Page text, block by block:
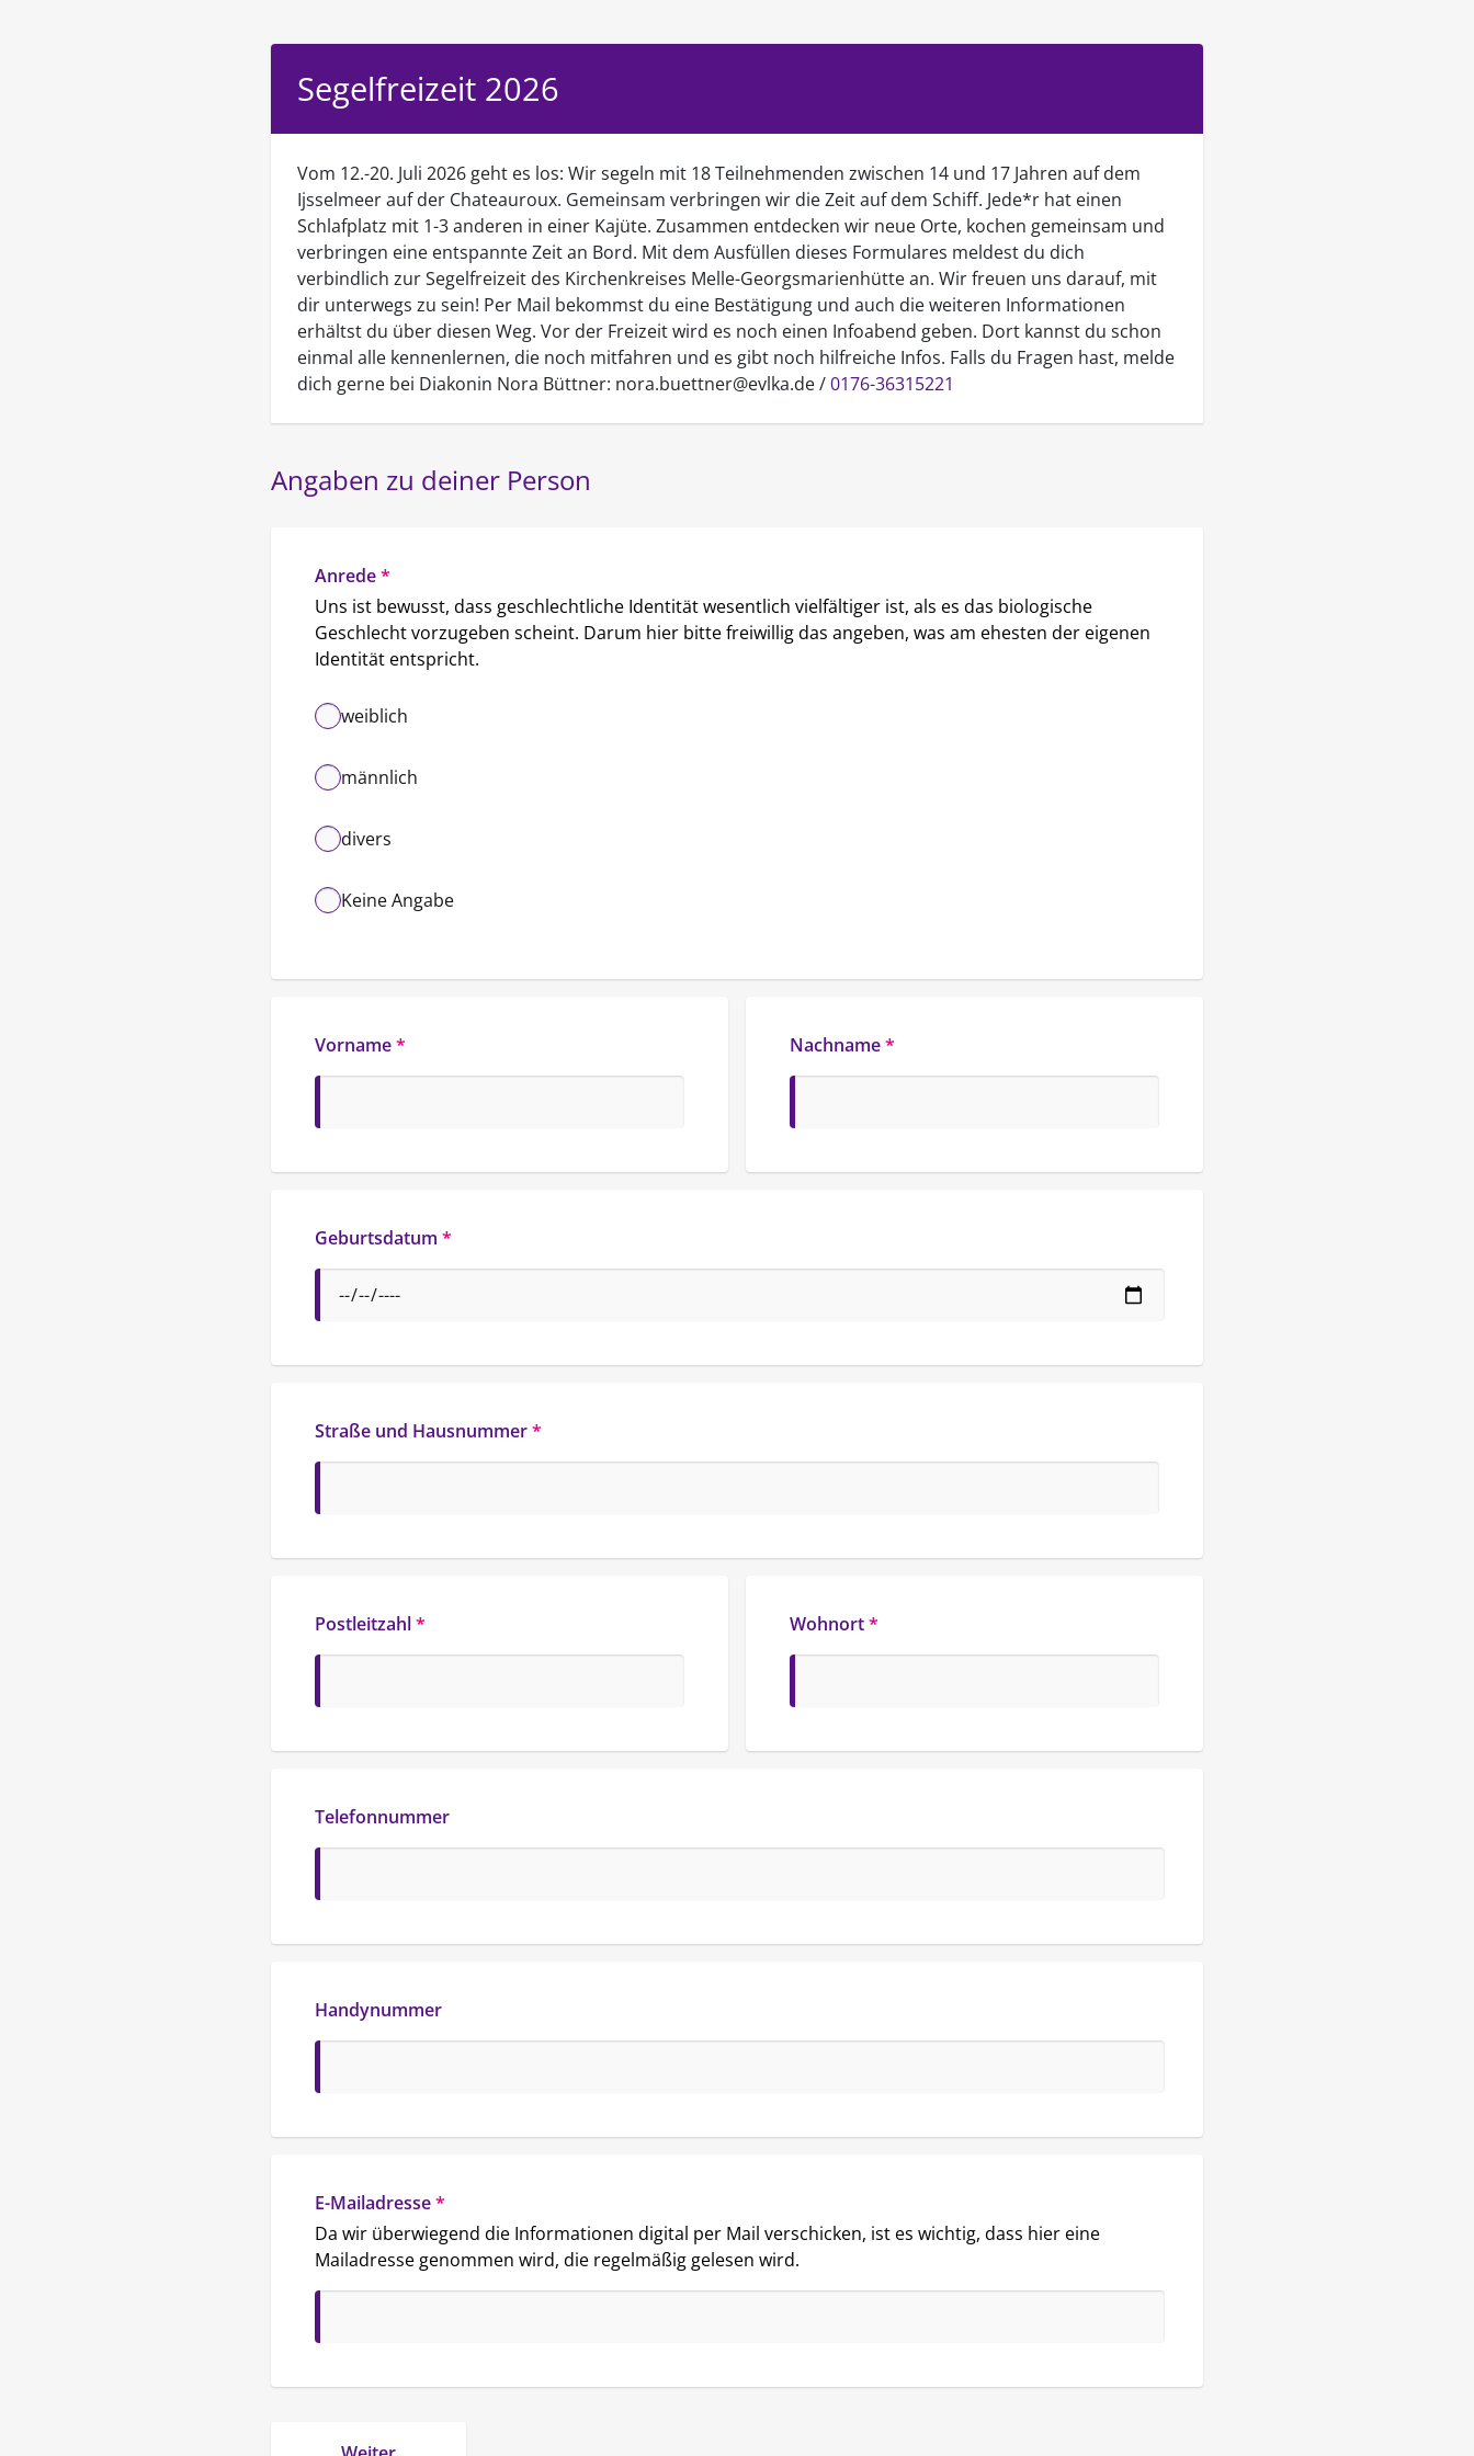
Segelfreizeit 2026
Vom 12.-20. Juli 2026 geht es los: Wir segeln mit 18 Teilnehmenden zwischen 14 und 17 Jahren auf dem
Ijsselmeer auf der Chateauroux. Gemeinsam verbringen wir die Zeit auf dem Schiff. Jede*r hat einen
Schlafplatz mit 1-3 anderen in einer Kajüte. Zusammen entdecken wir neue Orte, kochen gemeinsam und
verbringen eine entspannte Zeit an Bord. Mit dem Ausfüllen dieses Formulares meldest du dich
verbindlich zur Segelfreizeit des Kirchenkreises Melle-Georgsmarienhütte an. Wir freuen uns darauf, mit
dir unterwegs zu sein! Per Mail bekommst du eine Bestätigung und auch die weiteren Informationen
erhältst du über diesen Weg. Vor der Freizeit wird es noch einen Infoabend geben. Dort kannst du schon
einmal alle kennenlernen, die noch mitfahren und es gibt noch hilfreiche Infos. Falls du Fragen hast, melde
dich gerne bei Diakonin Nora Büttner: nora.buettner@evlka.de /0176-36315221
Angaben zu deiner Person
Anrede*
Uns ist bewusst, dass geschlechtliche Identität wesentlich vielfältiger ist, als es das biologische
Geschlecht vorzugeben scheint. Darum hier bitte freiwillig das angeben, was am ehesten der eigenen
Identität entspricht.
weiblich
männlich
divers
Keine Angabe
Vorname* Nachname*
Geburtsdatum *
Straße und Hausnummer*
Postleitzahl* Wohnort*
Telefonnummer
Handynummer
E-Mailadresse*
Da wir überwiegend die Informationen digital per Mail verschicken, ist es wichtig, dass hier eine
Mailadresse genommen wird, die regelmäßig gelesen wird.